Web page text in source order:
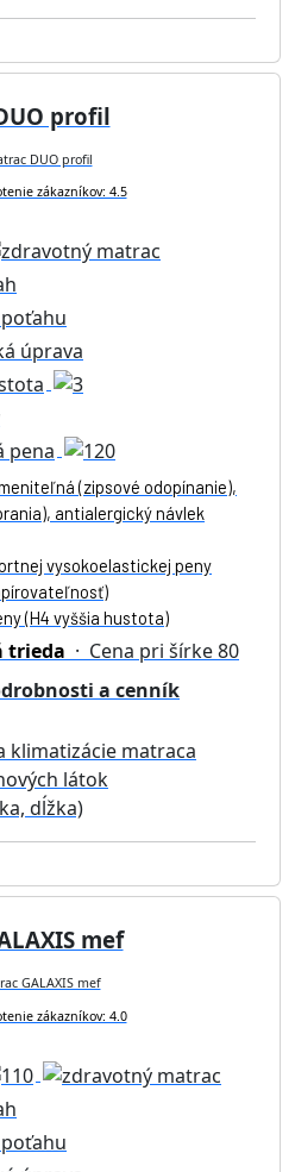
profil
(zipsové odopínanie),
antialergický návlek
vysokoelastickej peny
(H4 vyššia hustota)
trieda · Cena pri šírke 80
a cenník
klimatizácie matraca
látok
dĺžka)
mef